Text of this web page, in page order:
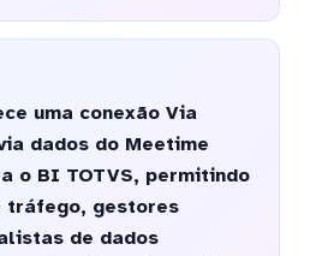
uma conexão Via
dados do Meetime
o BI TOTVS, permitindo
tráfego, gestores
de dados